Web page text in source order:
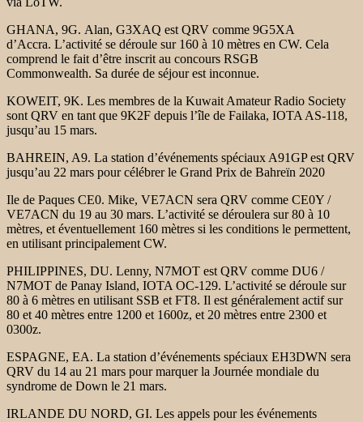
GHANA, 9G. Alan, G3XAQ est QRV comme 9G5XA
d’Accra. L’activité se déroule sur 160 à 10 mètres en CW. Cela
comprend le fait d’être inscrit au concours RSGB
Commonwealth. Sa durée de séjour est inconnue.
KOWEIT, 9K. Les membres de la Kuwait Amateur Radio Society
sont QRV en tant que 9K2F depuis l’île de Failaka, IOTA AS-118,
jusqu’au 15 mars.
BAHREIN, A9. La station d’événements spéciaux A91GP est QRV
jusqu’au 22 mars pour célébrer le Grand Prix de Bahreïn 2020
Ile de Paques CE0. Mike, VE7ACN sera QRV comme CE0Y /
VE7ACN du 19 au 30 mars. L’activité se déroulera sur 80 à 10
mètres, et éventuellement 160 mètres si les conditions le permettent,
en utilisant principalement CW.
PHILIPPINES, DU. Lenny, N7MOT est QRV comme DU6 /
N7MOT de Panay Island, IOTA OC-129. L’activité se déroule sur
80 à 6 mètres en utilisant SSB et FT8. Il est généralement actif sur
80 et 40 mètres entre 1200 et 1600z, et 20 mètres entre 2300 et
0300z.
ESPAGNE, EA. La station d’événements spéciaux EH3DWN sera
QRV du 14 au 21 mars pour marquer la Journée mondiale du
syndrome de Down le 21 mars.
IRLANDE DU NORD, GI. Les appels pour les événements